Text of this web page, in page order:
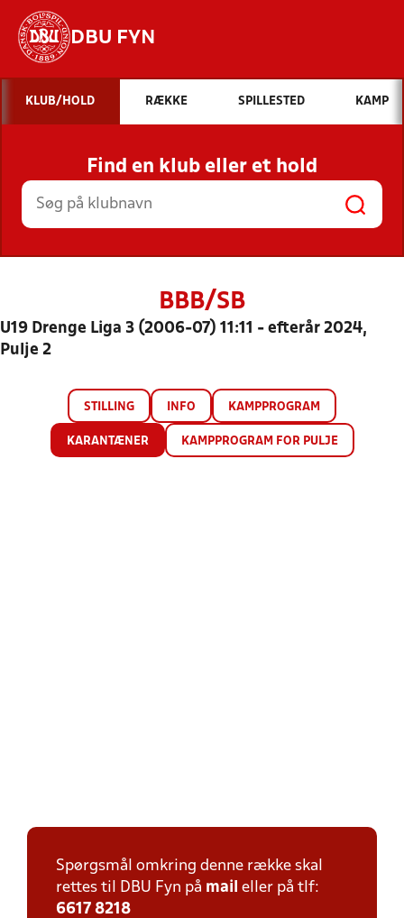
DBU FYN
Hvad vil du søge efter?
INDHOLD OG NYHEDER
STILLINGER, RESULTATER, KLUBBER OG
HOLD
KLUB/HOLD RÆKKE SPILLESTED KAMP
Find en klub eller et hold
BBB/SB
U19 Drenge Liga 3 (2006-07) 11:11 - efterår 2024,
Pulje 2
STILLING INFO KAMPPROGRAM
KARANTÆNER KAMPPROGRAM FOR PULJE
Spørgsmål omkring denne række skal
rettes til DBU Fyn på mail eller på tlf:
6617 8218